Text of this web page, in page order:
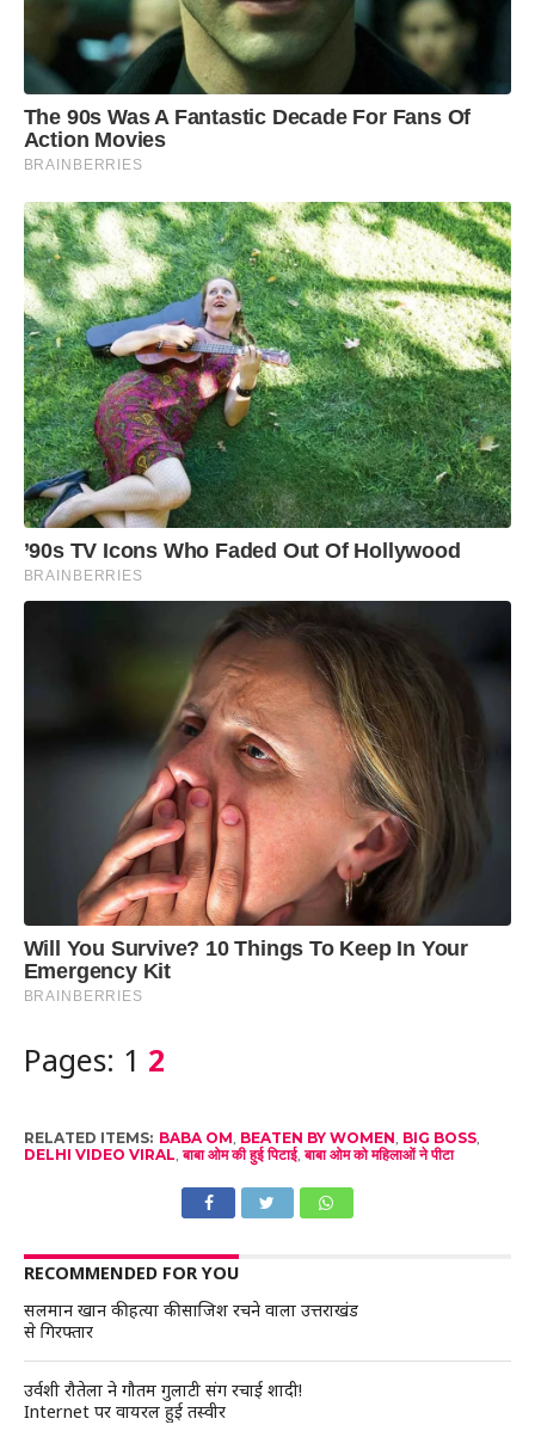
Pages: 1 2
RELATED ITEMS: BABA OM, BEATEN BY WOMEN, BIG BOSS,
DELHI VIDEO VIRAL,बाबा ओम की हुई पिटाई,बाबा ओम को महिलाओं ने पीटा
RECOMMENDED FOR YOU
सलमान खान की हत्या की साजिश रचने वाला उत्तराखंड
से गिरफ्तार
उर्वशी रौतेला ने गौतम गुलाटी संग रचाई शादी!
Internet पर वायरल हुई तस्वीर